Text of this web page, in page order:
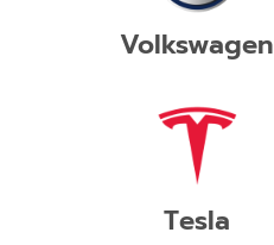
Volkswagen
Tesla